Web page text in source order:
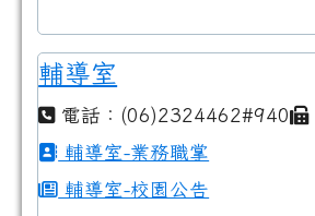
輔導室
電話：(06)2324462#940
輔導室-業務職掌
輔導室-校園公告